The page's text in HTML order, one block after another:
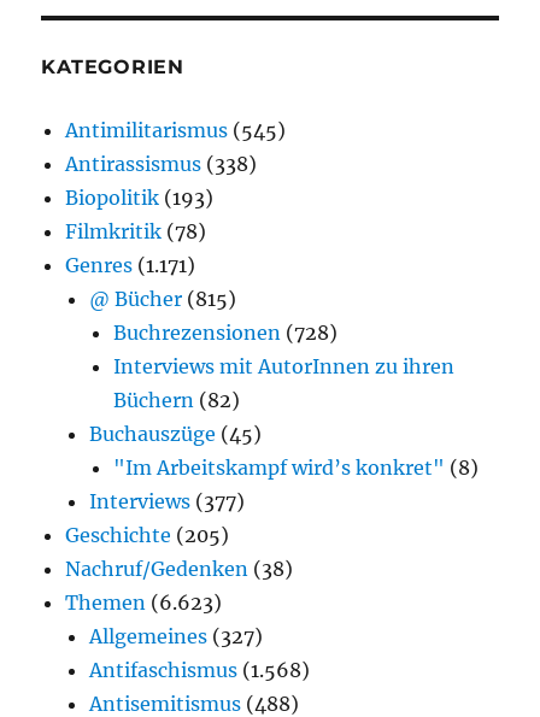
KATEGORIEN
Antimilitarismus (545)
Antirassismus (338)
Biopolitik (193)
Filmkritik (78)
Genres (1.171)
@ Bücher (815)
Buchrezensionen (728)
Interviews mit AutorInnen zu ihren
Büchern (82)
Buchauszüge (45)
"Im Arbeitskampf wird’s konkret" (8)
Interviews (377)
Geschichte (205)
Nachruf/Gedenken (38)
Themen (6.623)
Allgemeines (327)
Antifaschismus (1.568)
Antisemitismus (488)